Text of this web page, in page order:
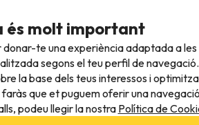
és molt important
te una experiència adaptada a
segons el teu perfil de
la base dels teus interessos i
que et puguem oferir una
podeu llegir la nostraPolítica de